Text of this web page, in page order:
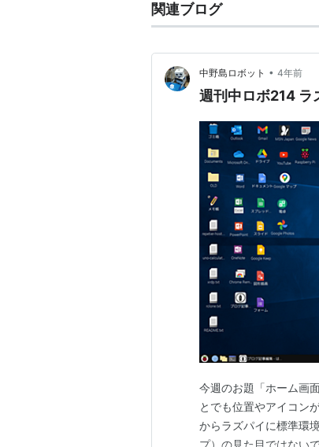
関連ブログ
中野島ロボット • 4年前
週刊中ロボ214 ラ
今週のお題「ホーム画
とでも位置やアイコン
からラズパイに標準環